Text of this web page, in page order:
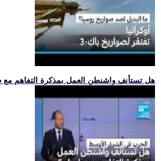
.. هل تستأنف واشنطن العمل بمذكرة التفاهم